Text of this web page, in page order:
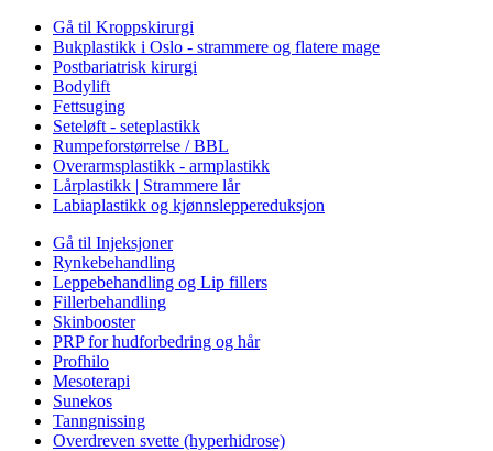
Gå til Kroppskirurgi
Bukplastikk i Oslo - strammere og flatere mage
Postbariatrisk kirurgi
Bodylift
Fettsuging
Seteløft - seteplastikk
Rumpeforstørrelse / BBL
Overarmsplastikk - armplastikk
Lårplastikk | Strammere lår
Labiaplastikk og kjønnsleppereduksjon
Gå til Injeksjoner
Rynkebehandling
Leppebehandling og Lip fillers
Fillerbehandling
Skinbooster
PRP for hudforbedring og hår
Profhilo
Mesoterapi
Sunekos
Tanngnissing
Overdreven svette (hyperhidrose)